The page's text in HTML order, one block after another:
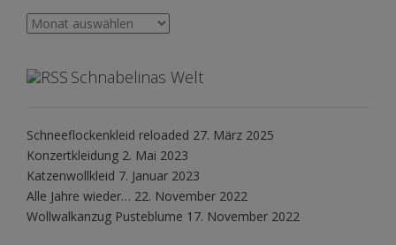
Archiv
Schnabelinas Welt
Schneeflockenkleid reloaded 27. März 2025
Konzertkleidung 2. Mai 2023
Katzenwollkleid 7. Januar 2023
Alle Jahre wieder… 22. November 2022
Wollwalkanzug Pusteblume 17. November 2022